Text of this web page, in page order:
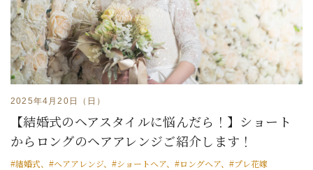
2025年4月20日（日）
【結婚式のヘアスタイルに悩んだら！】ショート
からロングのヘアアレンジご紹介します！
#結婚式、#ヘアアレンジ、#ショートヘア、#ロングヘア、#プレ花嫁